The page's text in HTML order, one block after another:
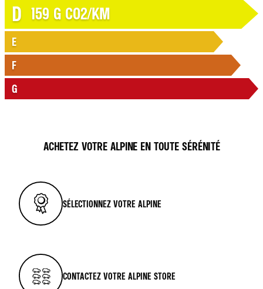
D 159 G CO2/KM
E
F
G
ACHETEZ VOTRE ALPINE EN TOUTE SÉRÉNITÉ
SÉLECTIONNEZ VOTRE ALPINE
CONTACTEZ VOTRE ALPINE STORE